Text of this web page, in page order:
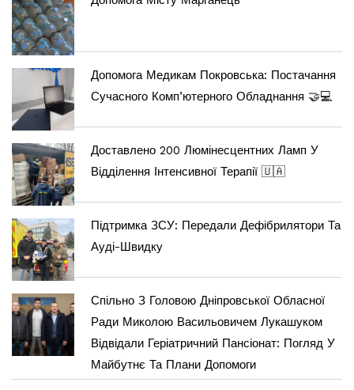
Допомога Медикам Покровська: Постачання
Сучасного Комп’ютерного Обладнання 🤝💻
Доставлено 200 Люмінесцентних Ламп У
Відділення Інтенсивної Терапії 🇺🇦
Підтримка ЗСУ: Передали Дефібрилятори Та
Ауді-Швидку
Спільно З Головою Дніпровської Обласної
Ради Миколою Васильовичем Лукашуком
Відвідали Геріатричний Пансіонат: Погляд У
Майбутнє Та Плани Допомоги